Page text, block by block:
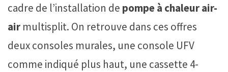
cadre de l’installation de pompe à chaleur air-
air multisplit. On retrouve dans ces offres
deux consoles murales, une console UFV
comme indiqué plus haut, une cassette 4-